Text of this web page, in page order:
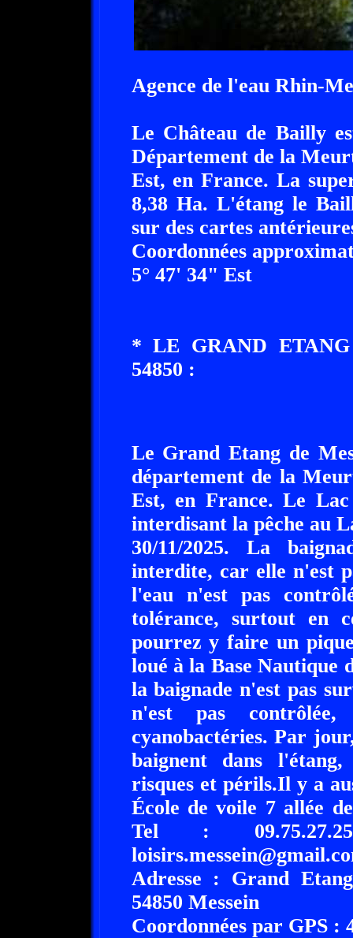
Agence de l'eau Rhin-
Le Château de Bailly
Département de la
Est, en France. La
8,38 Ha. L'étang le
sur des cartes
Coordonnées
5° 47' 34" Est
* LE GRAND
54850 :
Le Grand Etang de
département de la
Est, en France. Le
interdisant la pêche au
30/11/2025. La
interdite, car elle n'est
l'eau n'est pas
tolérance, surtout en
pourrez y faire un
loué à la Base Nautique
la baignade n'est pas
n'est pas
cyanobactéries. Par
baignent dans
risques et périls.Il y a
École de voile 7 allée
Tel :
Adresse : Grand
54850 Messein
Coordonnées par GPS :